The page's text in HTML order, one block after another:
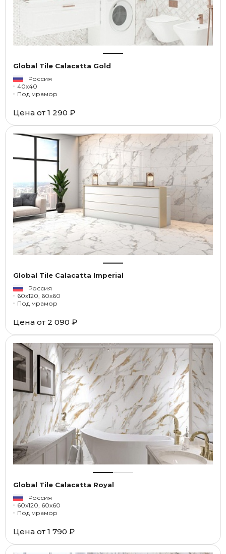
Global Tile Calacatta Gold
Россия
40x40
Под мрамор
Цена от 1 290 ₽
Global Tile Calacatta Imperial
Россия
60x120, 60x60
Под мрамор
Цена от 2 090 ₽
Global Tile Calacatta Royal
Россия
60x120, 60x60
Под мрамор
Цена от 1 790 ₽